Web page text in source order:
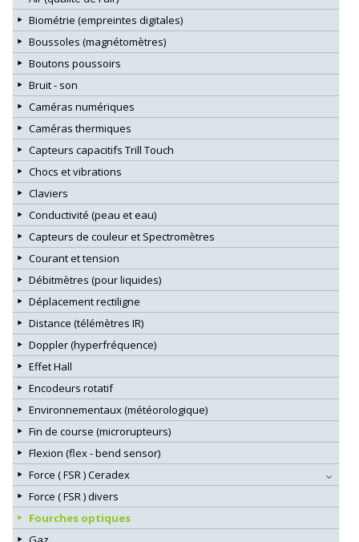
Biométrie (empreintes digitales)
Boussoles (magnétomètres)
Boutons poussoirs
Bruit - son
Caméras numériques
Caméras thermiques
Capteurs capacitifs Trill Touch
Chocs et vibrations
Claviers
Conductivité (peau et eau)
Capteurs de couleur et Spectromètres
Courant et tension
Débitmètres (pour liquides)
Déplacement rectiligne
Distance (télémètres IR)
Doppler (hyperfréquence)
Effet Hall
Encodeurs rotatif
Environnementaux (météorologique)
Fin de course (microrupteurs)
Flexion (flex - bend sensor)
Force ( FSR ) Ceradex
Force ( FSR ) divers
Fourches optiques